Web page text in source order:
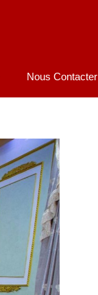
Nous Contacter